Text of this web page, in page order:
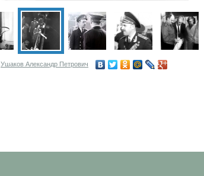
Ушаков Александр Петрович